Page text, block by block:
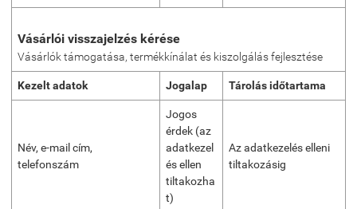
Vásárlói visszajelzés kérése
Vásárlók támogatása, termékkínálat és kiszolgálás fejlesztése
Kezelt adatok Jogalap Tárolás időtartama
Név, e-mail cím,
telefonszám
Jogos
érdek (az
adatkezel
és ellen
tiltakozha
t)
Az adatkezelés elleni
tiltakozásig